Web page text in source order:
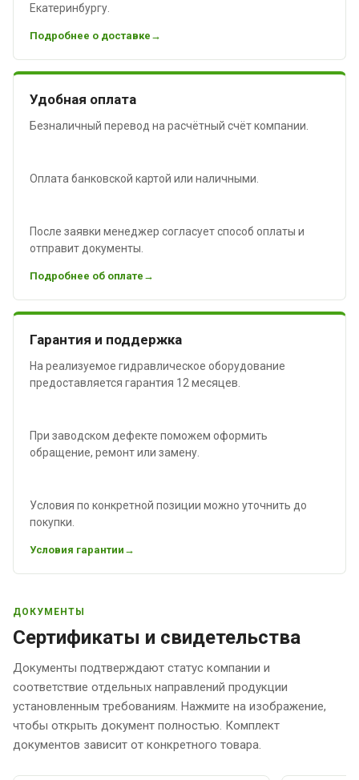
Екатеринбургу.
Подробнее о доставке
Удобная оплата
Безналичный перевод на расчётный счёт компании.
Оплата банковской картой или наличными.
После заявки менеджер согласует способ оплаты и
отправит документы.
Подробнее об оплате
Гарантия и поддержка
На реализуемое гидравлическое оборудование
предоставляется гарантия 12 месяцев.
При заводском дефекте поможем оформить
обращение, ремонт или замену.
Условия по конкретной позиции можно уточнить до
покупки.
Условия гарантии
ДОКУМЕНТЫ
Сертификаты и свидетельства
Документы подтверждают статус компании и
соответствие отдельных направлений продукции
установленным требованиям. Нажмите на изображение,
чтобы открыть документ полностью. Комплект
документов зависит от конкретного товара.